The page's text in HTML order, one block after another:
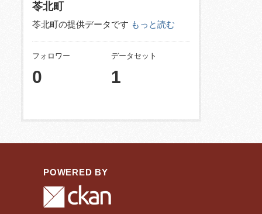
苓北町
苓北町の提供データです もっと読む
フォロワー
0
データセット
1
POWERED BY